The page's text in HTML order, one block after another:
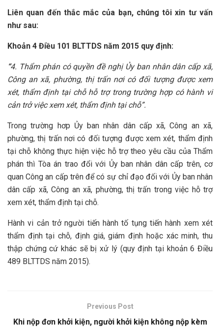
Liên quan đến thắc mắc của bạn, chúng tôi xin tư vấn
như sau:
Khoản 4 Điều 101 BLTTDS năm 2015 quy định:
“4. Thẩm phán có quyền đề nghị Ủy ban nhân dân cấp xã,
Công an xã, phường, thị trấn nơi có đối tượng được xem
xét, thẩm định tại chỗ hỗ trợ trong trường hợp có hành vi
cản trở việc xem xét, thẩm định tại chỗ”.
Trong trường hơp Ủy ban nhân dân cấp xã, Công an xã,
phường, thị trấn nơi có đối tượng được xem xét, thẩm định
tại chỗ không thực hiện việc hỗ trợ theo yêu cầu của Thẩm
phán thì Tòa án trao đổi với Ủy ban nhân dân cấp trên, cơ
quan Công an cấp trên để có sự chỉ đạo đối với Ủy ban nhân
dân cấp xã, Công an xã, phường, thị trấn trong việc hỗ trợ
xem xét, thẩm định tại chỗ.
Hành vi cản trở người tiến hành tố tụng tiến hành xem xét
thẩm định tại chỗ, định giá, giám định hoặc xác minh, thu
thập chứng cứ khác sẽ bị xử lý (quy định tại khoản 6 Điều
489 BLTTDS năm 2015).
Previous Post
Khi nộp đơn khởi kiện, người khởi kiện không nộp kèm